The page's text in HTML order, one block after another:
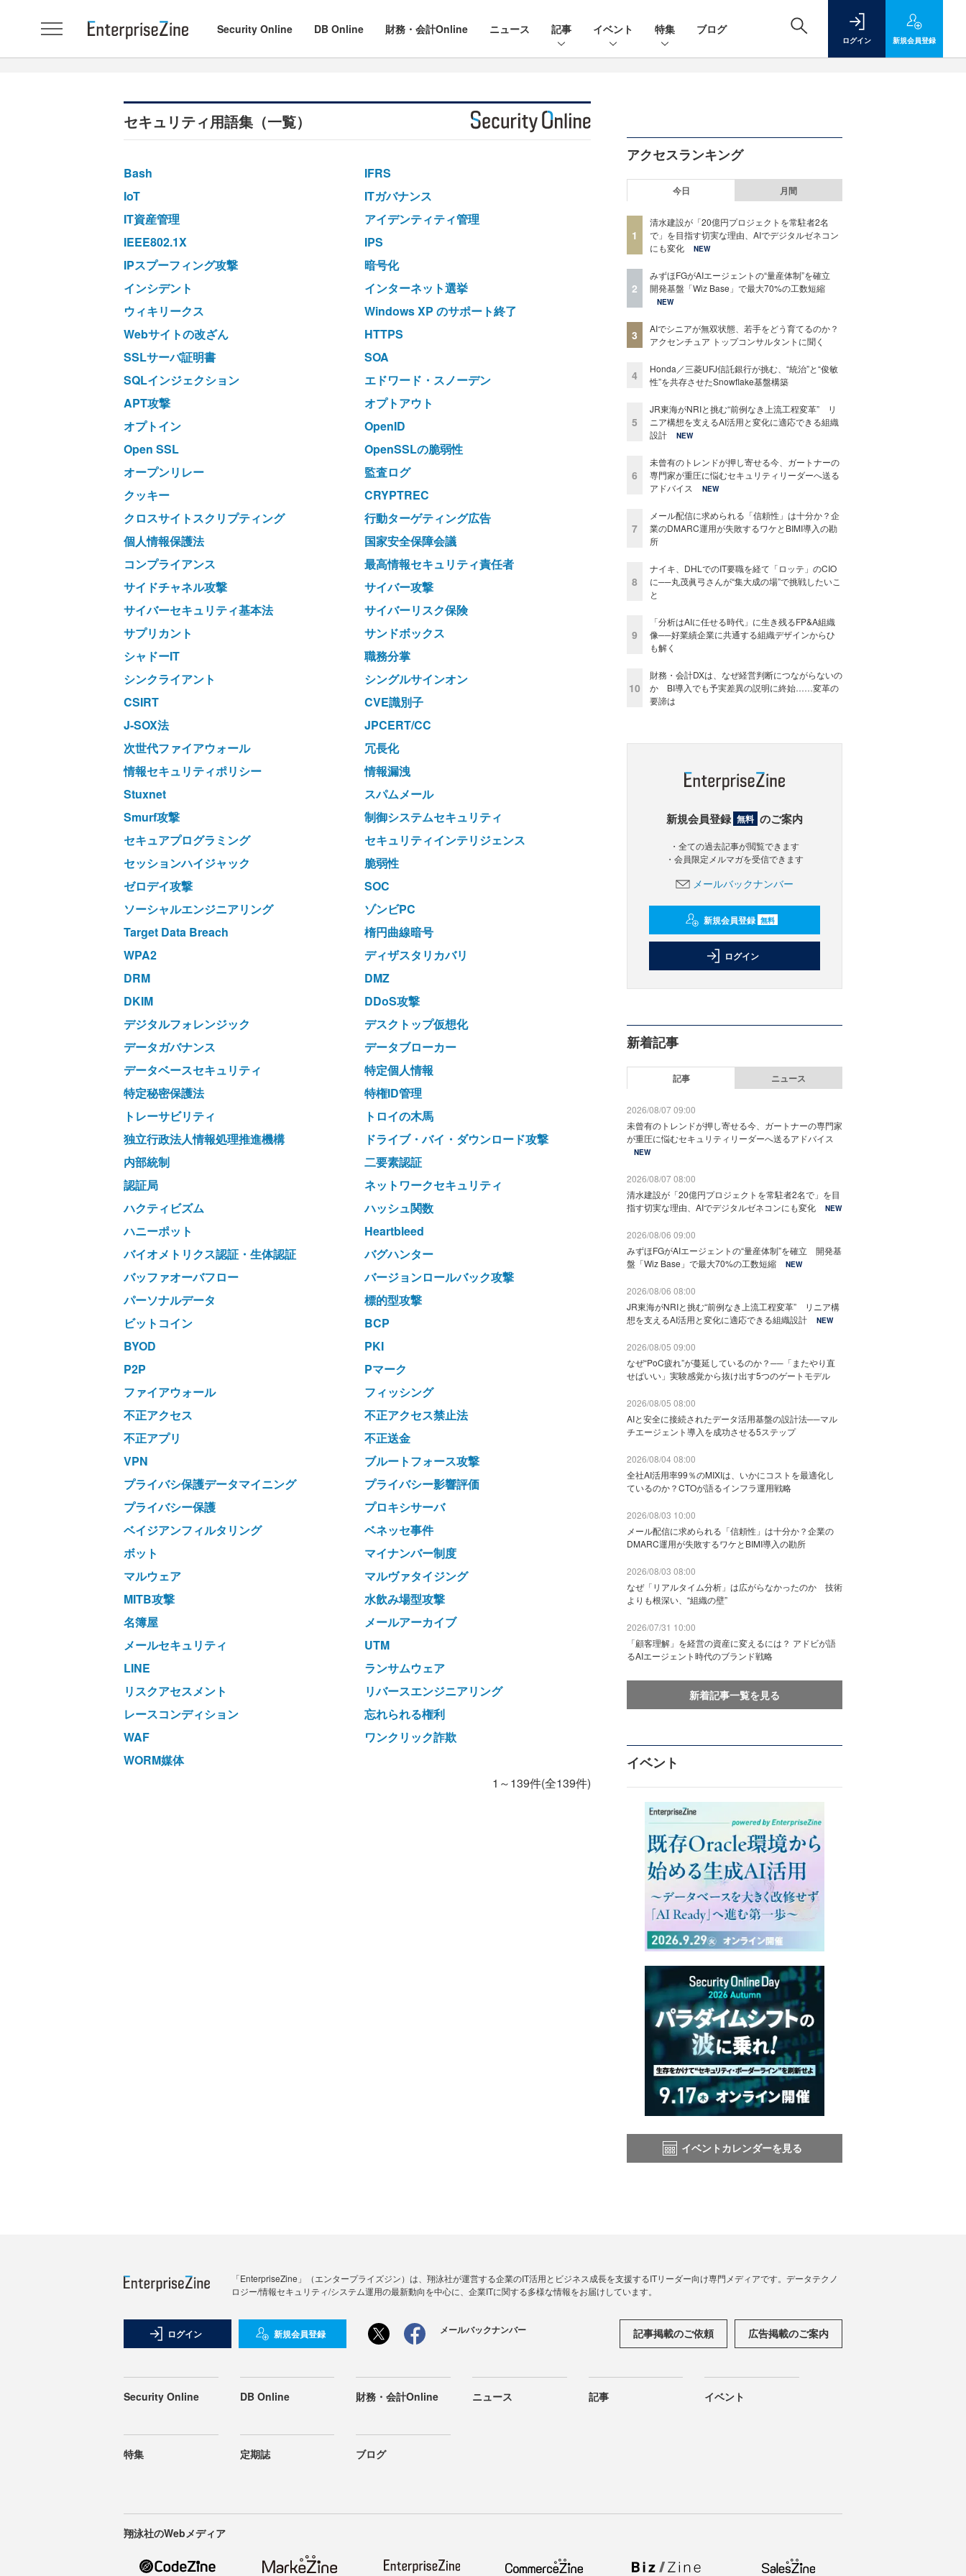
Security Online DB Online 財務・会計Online ニュース 記事 イベント 特集 ブログ
ログイン 新規会員登録
セキュリティ用語集（一覧）
Bash
IoT
IT資産管理
IEEE802.1X
IPスプーフィング攻撃
インシデント
ウィキリークス
Webサイトの改ざん
SSLサーバ証明書
SQLインジェクション
APT攻撃
オプトイン
Open SSL
オープンリレー
クッキー
クロスサイトスクリプティング
個人情報保護法
コンプライアンス
サイドチャネル攻撃
サイバーセキュリティ基本法
サプリカント
シャドーIT
シンクライアント
CSIRT
J-SOX法
次世代ファイアウォール
情報セキュリティポリシー
Stuxnet
Smurf攻撃
セキュアプログラミング
セッションハイジャック
ゼロデイ攻撃
ソーシャルエンジニアリング
Target Data Breach
WPA2
DRM
DKIM
デジタルフォレンジック
データガバナンス
データベースセキュリティ
特定秘密保護法
トレーサビリティ
独立行政法人情報処理推進機構
内部統制
認証局
ハクティビズム
ハニーポット
バイオメトリクス認証・生体認証
バッファオーバフロー
パーソナルデータ
ビットコイン
BYOD
P2P
ファイアウォール
不正アクセス
不正アプリ
VPN
プライバシ保護データマイニング
プライバシー保護
ベイジアンフィルタリング
ボット
マルウェア
MITB攻撃
名簿屋
メールセキュリティ
LINE
リスクアセスメント
レースコンディション
WAF
WORM媒体
IFRS
ITガバナンス
アイデンティティ管理
IPS
暗号化
インターネット選挙
Windows XP のサポート終了
HTTPS
SOA
エドワード・スノーデン
オプトアウト
OpenID
OpenSSLの脆弱性
監査ログ
CRYPTREC
行動ターゲティング広告
国家安全保障会議
最高情報セキュリティ責任者
サイバー攻撃
サイバーリスク保険
サンドボックス
職務分掌
シングルサインオン
CVE識別子
JPCERT/CC
冗長化
情報漏洩
スパムメール
制御システムセキュリティ
セキュリティインテリジェンス
脆弱性
SOC
ゾンビPC
楕円曲線暗号
ディザスタリカバリ
DMZ
DDoS攻撃
デスクトップ仮想化
データブローカー
特定個人情報
特権ID管理
トロイの木馬
ドライブ・バイ・ダウンロード攻撃
二要素認証
ネットワークセキュリティ
ハッシュ関数
Heartbleed
バグハンター
バージョンロールバック攻撃
標的型攻撃
BCP
PKI
Pマーク
フィッシング
不正アクセス禁止法
不正送金
ブルートフォース攻撃
プライバシー影響評価
プロキシサーバ
ベネッセ事件
マイナンバー制度
マルヴァタイジング
水飲み場型攻撃
メールアーカイブ
UTM
ランサムウェア
リバースエンジニアリング
忘れられる権利
ワンクリック詐欺
1～139件(全139件)
アクセスランキング
今日 月間
1
清水建設が「20億円プロジェクトを常駐者2名
で」を目指す切実な理由、AIでデジタルゼネコン
にも変化
NEW
2
みずほFGがAIエージェントの“量産体制”を確立
開発基盤「Wiz Base」で最大70%の工数短縮
NEW
3
AIでシニアが無双状態、若手をどう育てるのか？
アクセンチュア トップコンサルタントに聞く
4
Honda／三菱UFJ信託銀行が挑む、“統治”と“俊敏
性”を共存させたSnowflake基盤構築
5
JR東海がNRIと挑む“前例なき上流工程変革” リ
ニア構想を支えるAI活用と変化に適応できる組織
設計
NEW
6
未曾有のトレンドが押し寄せる今、ガートナーの
専門家が重圧に悩むセキュリティリーダーへ送る
アドバイス
NEW
7
メール配信に求められる「信頼性」は十分か？企
業のDMARC運用が失敗するワケとBIMI導入の勘
所
8
ナイキ、DHLでのIT要職を経て「ロッテ」のCIO
に──丸茂眞弓さんが“集大成の場”で挑戦したいこ
と
9
「分析はAIに任せる時代」に生き残るFP&A組織
像──好業績企業に共通する組織デザインからひ
も解く
10
財務・会計DXは、なぜ経営判断につながらないの
か BI導入でも予実差異の説明に終始……変革の
要諦は
新規会員登録 無料 のご案内
・全ての過去記事が閲覧できます
・会員限定メルマガを受信できます
メールバックナンバー
新規会員登録 無料
ログイン
新着記事
記事 ニュース
2026/08/07 09:00
未曾有のトレンドが押し寄せる今、ガートナーの専門家
が重圧に悩むセキュリティリーダーへ送るアドバイス
NEW
2026/08/07 08:00
清水建設が「20億円プロジェクトを常駐者2名で」を目
指す切実な理由、AIでデジタルゼネコンにも変化
NEW
2026/08/06 09:00
みずほFGがAIエージェントの“量産体制”を確立 開発基
盤「Wiz Base」で最大70%の工数短縮
NEW
2026/08/06 08:00
JR東海がNRIと挑む“前例なき上流工程変革” リニア構
想を支えるAI活用と変化に適応できる組織設計
NEW
2026/08/05 09:00
なぜ“PoC疲れ”が蔓延しているのか？──「またやり直
せばいい」実験感覚から抜け出す5つのゲートモデル
2026/08/05 08:00
AIと安全に接続されたデータ活用基盤の設計法──マル
チエージェント導入を成功させる5ステップ
2026/08/04 08:00
全社AI活用率99％のMIXIは、いかにコストを最適化し
ているのか？CTOが語るインフラ運用戦略
2026/08/03 10:00
メール配信に求められる「信頼性」は十分か？企業の
DMARC運用が失敗するワケとBIMI導入の勘所
2026/08/03 08:00
なぜ「リアルタイム分析」は広がらなかったのか 技術
よりも根深い、“組織の壁”
2026/07/31 10:00
「顧客理解」を経営の資産に変えるには？ アドビが語
るAIエージェント時代のブランド戦略
新着記事一覧を見る
イベント
イベントカレンダーを見る
「EnterpriseZine」（エンタープライズジン）は、翔泳社が運営する企業のIT活用とビジネス成長を支援するITリーダー向け専門メディアです。データテクノ
ロジー/情報セキュリティ/システム運用の最新動向を中心に、企業ITに関する多様な情報をお届けしています。
ログイン 新規会員登録 メールバックナンバー 記事掲載のご依頼 広告掲載のご案内
Security Online DB Online 財務・会計Online ニュース 記事 イベント
特集 定期誌 ブログ
翔泳社のWebメディア